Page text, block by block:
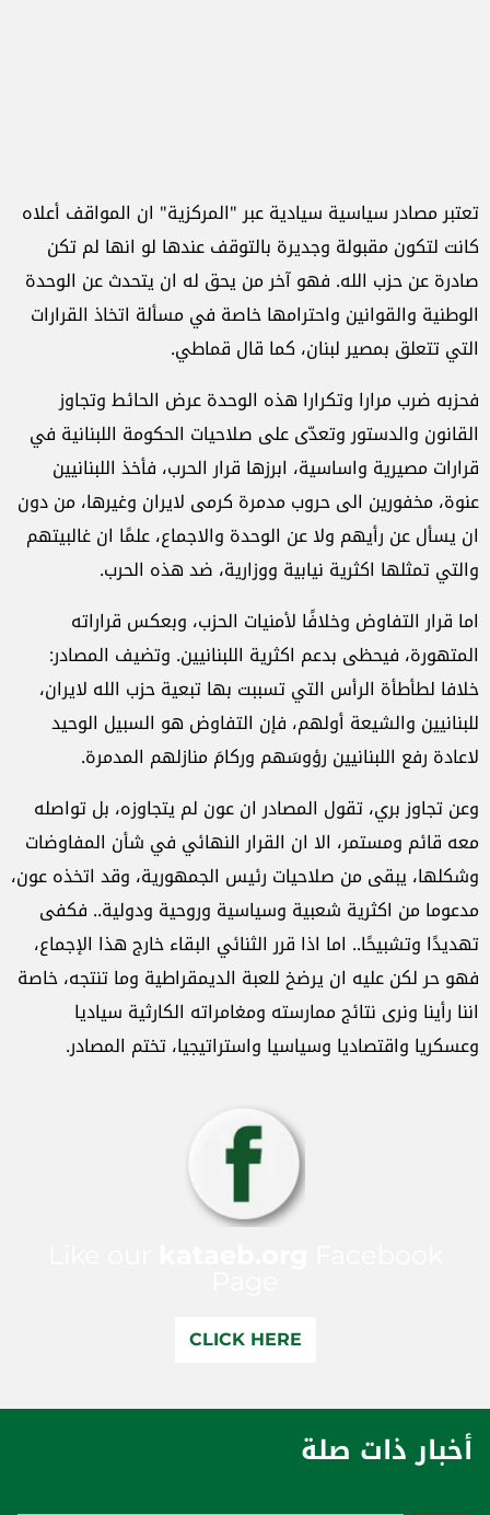
تعتبر مصادر سياسية سيادية عبر "المركزية" ان المواقف أعلاه
كانت لتكون مقبولة وجديرة بالتوقف عندها لو انها لم تكن
صادرة عن حزب الله. فهو آخر من يحق له ان يتحدث عن الوحدة
الوطنية والقوانين واحترامها خاصة في مسألة اتخاذ القرارات
التي تتعلق بمصير لبنان، كما قال قماطي.
فحزبه ضرب مرارا وتكرارا هذه الوحدة عرض الحائط وتجاوز
القانون والدستور وتعدّى على صلاحيات الحكومة اللبنانية في
قرارات مصيرية واساسية، ابرزها قرار الحرب، فأخذ اللبنانيين
عنوة، مخفورين الى حروب مدمرة كرمى لايران وغيرها، من دون
ان يسأل عن رأيهم ولا عن الوحدة والاجماع، علمًا ان غالبيتهم
والتي تمثلها اكثرية نيابية ووزارية، ضد هذه الحرب.
اما قرار التفاوض وخلافًا لأمنيات الحزب، وبعكس قراراته
المتهورة، فيحظى بدعم اكثرية اللبنانيين. وتضيف المصادر:
خلافا لطأطأة الرأس التي تسببت بها تبعية حزب الله لايران،
للبنانيين والشيعة أولهم، فإن التفاوض هو السبيل الوحيد
لاعادة رفع اللبنانيين رؤوسَهم وركامَ منازلهم المدمرة.
وعن تجاوز بري، تقول المصادر ان عون لم يتجاوزه، بل تواصله
معه قائم ومستمر، الا ان القرار النهائي في شأن المفاوضات
وشكلها، يبقى من صلاحيات رئيس الجمهورية، وقد اتخذه عون،
مدعوما من اكثرية شعبية وسياسية وروحية ودولية.. فكفى
تهديدًا وتشبيحًا.. اما اذا قرر الثنائي البقاء خارج هذا الإجماع،
فهو حر لكن عليه ان يرضخ للعبة الديمقراطية وما تنتجه، خاصة
اننا رأينا ونرى نتائج ممارسته ومغامراته الكارثية سياديا
وعسكريا واقتصاديا وسياسيا واستراتيجيا، تختم المصادر.
CLICK HERE
أخبار ذات صلة